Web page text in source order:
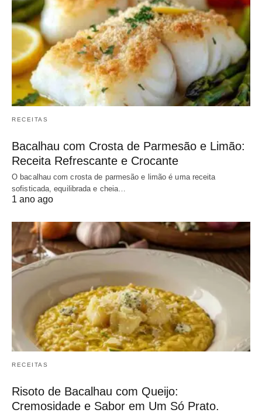
RECEITAS
Bacalhau com Crosta de Parmesão e Limão:
Receita Refrescante e Crocante
O bacalhau com crosta de parmesão e limão é uma receita
sofisticada, equilibrada e cheia…
1 ano ago
RECEITAS
Risoto de Bacalhau com Queijo:
Cremosidade e Sabor em Um Só Prato.